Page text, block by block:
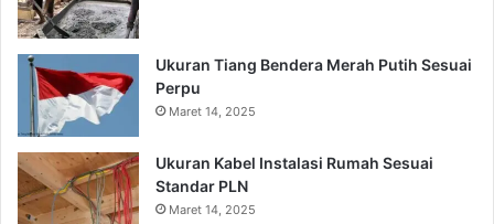
Ukuran Tiang Bendera Merah Putih Sesuai
Perpu
Maret 14, 2025
Ukuran Kabel Instalasi Rumah Sesuai
Standar PLN
Maret 14, 2025